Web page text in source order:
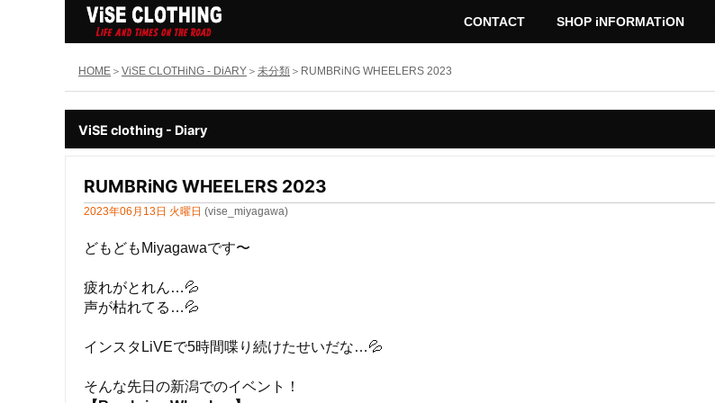
CONTACT SHOP iNFORMATiON
HOME ViSE CLOTHiNG - DiARY 未分類 RUMBRiNG WHEELERS 2023
ViSE clothing - Diary
RUMBRiNG WHEELERS 2023
2023年06月13日 火曜日 (vise_miyagawa)
どもどもMiyagawaです〜
疲れがとれん…💦
声が枯れてる…💦
インスタLiVEで5時間喋り続けたせいだな…💦
そんな先日の新潟でのイベント！